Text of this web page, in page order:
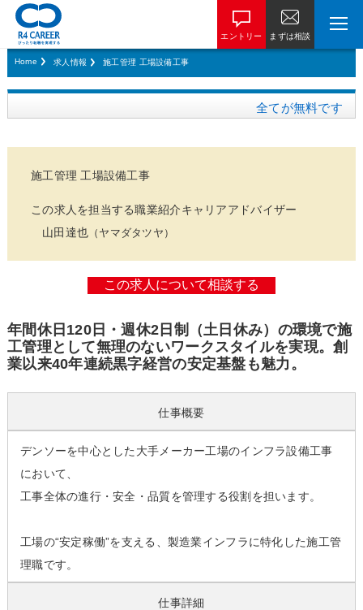
まずは相談
エントリー
Home 求人情報 施工管理 工場設備工事
全てが無料です
施工管理 工場設備工事
この求人を担当する職業紹介キャリアアドバイザー
山田達也 （ヤマダタツヤ）
年間休日120日・週休2日制（土日休み）の環境で施
工管理として無理のないワークスタイルを実現。創
業以来40年連続黒字経営の安定基盤も魅力。
仕事概要
デンソーを中心とした大手メーカー工場のインフラ設備工事
において、
工事全体の進行・安全・品質を管理する役割を担います。
工場の“安定稼働”を支える、製造業インフラに特化した施工管
理職です。
仕事詳細